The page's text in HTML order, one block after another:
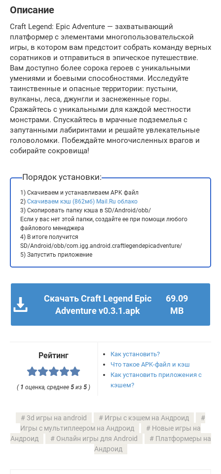
Описание
Craft Legend: Epic Adventure — захватывающий
платформер с элементами многопользовательской
игры, в котором вам предстоит собрать команду верных
соратников и отправиться в эпическое путешествие.
Вам доступно более сорока героев с уникальными
умениями и боевыми способностями. Исследуйте
таинственные и опасные территории: пустыни,
вулканы, леса, джунгли и заснеженные горы.
Сражайтесь с уникальными для каждой местности
монстрами. Спускайтесь в мрачные подземелья с
запутанными лабиринтами и решайте увлекательные
головоломки. Побеждайте многочисленных врагов и
собирайте сокровища!
Порядок установки:
1) Скачиваем и устанавливаем APK файл
2) Скачиваем кэш (862мб) Mail.Ru облако
3) Скопировать папку кэша в SD/Android/obb/
Если у вас нет этой папки, создайте ее при помощи любого
файлового менеджера
4) В итоге получится
SD/Android/obb/com.igg.android.craftlegendepicadventure/
5) Запустить приложение
Скачать Craft Legend Epic
Adventure v0.3.1.apk
69.09
MB
Рейтинг
( 1 оценка, среднее5 из5 )
Как установить?
Что такое APK-файл и кэш
Как установить приложения с
кэшем?
3d игры на android
Игры с кэшем на Андроид
Игры с мультиплеером на Андроид
Новые игры на
Андроид
Онлайн игры для Android
Платформеры на
Андроид